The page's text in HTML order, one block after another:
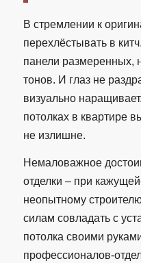
В стремлении к
перехлёстывать в
панели размеренных,
тонов. И глаз не
визуально
потолках в квартире
не излишне.
Немаловажное
отделки – при
неопытному
силам совладать с
потолка своими
профессионалов-